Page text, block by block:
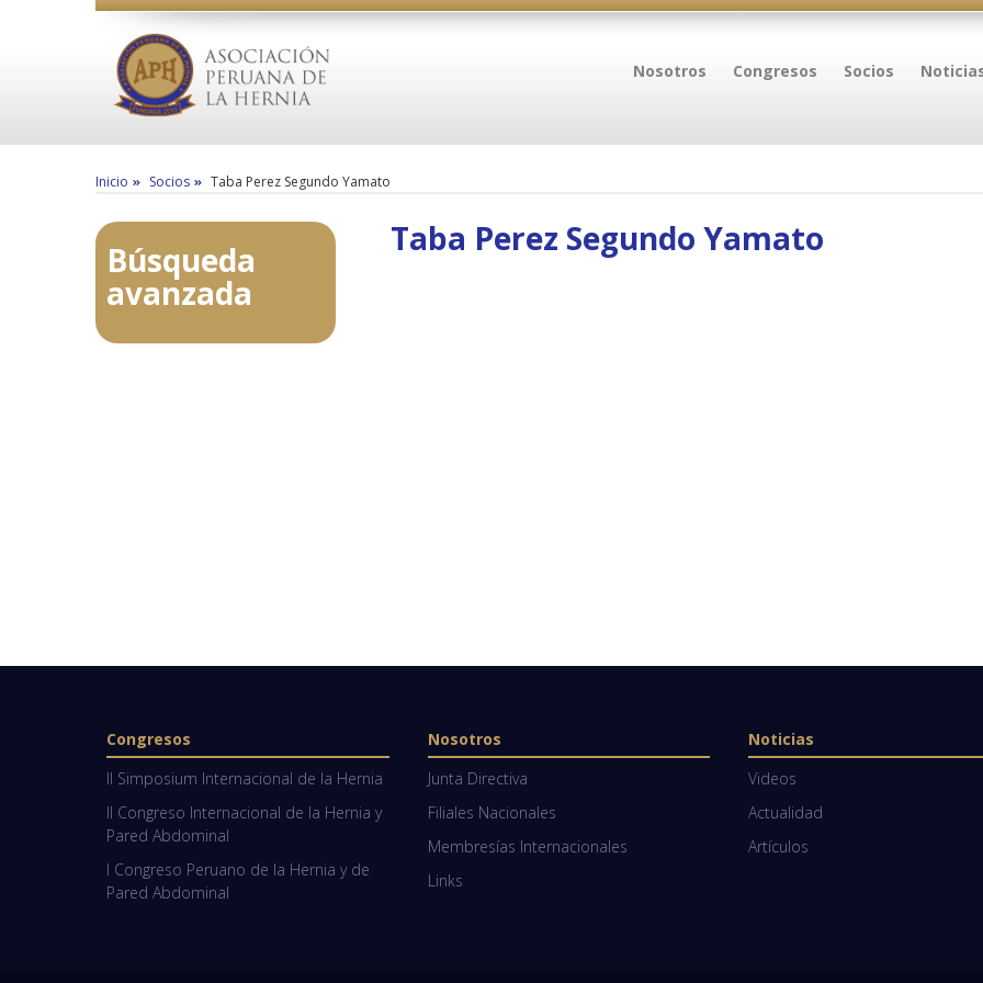
Nosotros Congresos Socios
Inicio Socios Taba Perez Segundo Yamato
Búsqueda
avanzada
Taba Perez Segundo Yamato
Congresos
II Simposium Internacional de la Hernia
II Congreso Internacional de la Hernia y
Pared Abdominal
I Congreso Peruano de la Hernia y de
Pared Abdominal
Nosotros
Junta Directiva
Filiales Nacionales
Membresías Internacionales
Links
Noticias
Videos
Actualidad
Artículos